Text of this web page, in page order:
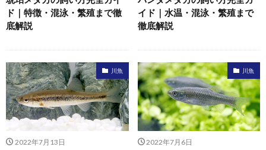
ド｜特徴・混泳・繁殖まで徹
底解説
イド｜水温・混泳・繁殖まで
徹底解説
川魚
2022年7月13日
川魚
2022年7月6日